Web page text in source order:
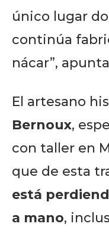
único lugar
continúa
nácar”,
El artesano
Bernoux,
con taller en
que de esta
está
a mano,